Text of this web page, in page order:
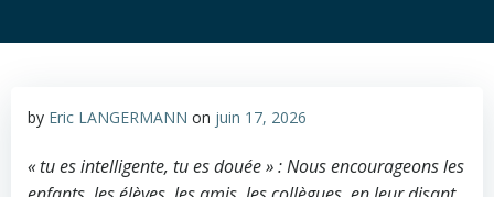
by Eric LANGERMANN on juin 17, 2026
« tu es intelligente, tu es douée » : Nous encourageons les